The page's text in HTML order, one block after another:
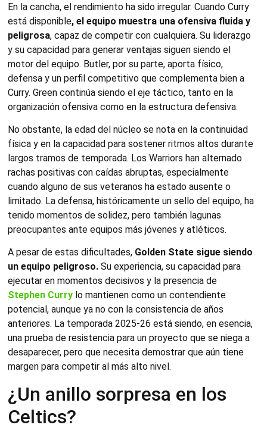
En la cancha, el rendimiento ha sido irregular. Cuando Curry
está disponible, el equipo muestra una ofensiva fluida y
peligrosa, capaz de competir con cualquiera. Su liderazgo
y su capacidad para generar ventajas siguen siendo el
motor del equipo. Butler, por su parte, aporta físico,
defensa y un perfil competitivo que complementa bien a
Curry. Green continúa siendo el eje táctico, tanto en la
organización ofensiva como en la estructura defensiva.
No obstante, la edad del núcleo se nota en la continuidad
física y en la capacidad para sostener ritmos altos durante
largos tramos de temporada. Los Warriors han alternado
rachas positivas con caídas abruptas, especialmente
cuando alguno de sus veteranos ha estado ausente o
limitado. La defensa, históricamente un sello del equipo, ha
tenido momentos de solidez, pero también lagunas
preocupantes ante equipos más jóvenes y atléticos.
A pesar de estas dificultades, Golden State sigue siendo
un equipo peligroso. Su experiencia, su capacidad para
ejecutar en momentos decisivos y la presencia de
Stephen Curry lo mantienen como un contendiente
potencial, aunque ya no con la consistencia de años
anteriores. La temporada 2025‑26 está siendo, en esencia,
una prueba de resistencia para un proyecto que se niega a
desaparecer, pero que necesita demostrar que aún tiene
margen para competir al más alto nivel.
¿Un anillo sorpresa en los
Celtics?